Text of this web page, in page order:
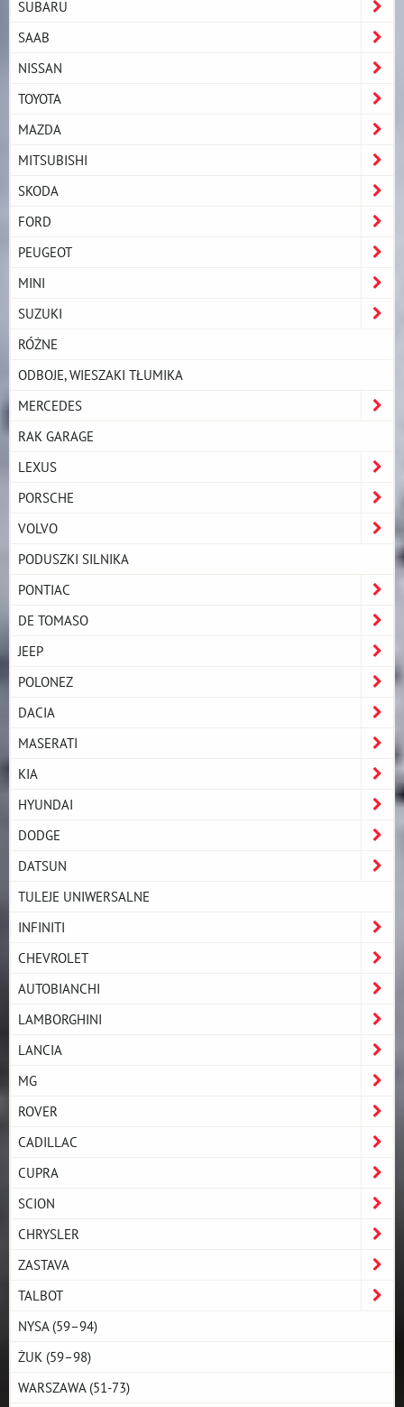
SUBARU
SAAB
NISSAN
TOYOTA
MAZDA
MITSUBISHI
SKODA
FORD
PEUGEOT
MINI
SUZUKI
RÓŻNE
ODBOJE, WIESZAKI TŁUMIKA
MERCEDES
RAK GARAGE
LEXUS
PORSCHE
VOLVO
PODUSZKI SILNIKA
PONTIAC
DE TOMASO
JEEP
POLONEZ
DACIA
MASERATI
KIA
HYUNDAI
DODGE
DATSUN
TULEJE UNIWERSALNE
INFINITI
CHEVROLET
AUTOBIANCHI
LAMBORGHINI
LANCIA
MG
ROVER
CADILLAC
CUPRA
SCION
CHRYSLER
ZASTAVA
TALBOT
NYSA (59–94)
ŻUK (59–98)
WARSZAWA (51-73)